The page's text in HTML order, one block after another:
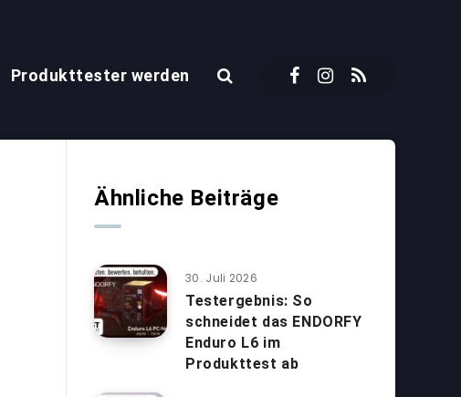
Produkttester werden
Ähnliche Beiträge
30. Juli 2026
Testergebnis: So
schneidet das ENDORFY
Enduro L6 im
Produkttest ab